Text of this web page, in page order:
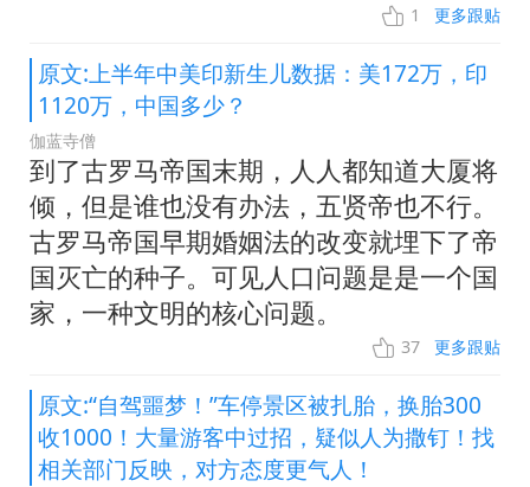
1 更多跟贴
原文:上半年中美印新生儿数据：美172万，印
1120万，中国多少？
伽蓝寺僧
到了古罗马帝国末期，人人都知道大厦将
倾，但是谁也没有办法，五贤帝也不行。
古罗马帝国早期婚姻法的改变就埋下了帝
国灭亡的种子。可见人口问题是是一个国
家，一种文明的核心问题。
37 更多跟贴
原文:“自驾噩梦！”车停景区被扎胎，换胎300
收1000！大量游客中过招，疑似人为撒钉！找
相关部门反映，对方态度更气人！